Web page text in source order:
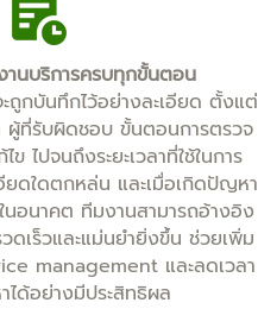
านบริการครบทุกขั้นตอน
ถูกบันทึกไว้อย่างละเอียด ตั้งแต่
ผู้ที่รับผิดชอบ ขั้นตอนการตรวจ
ไปจนถึงระยะเวลาที่ใช้ในการ
ยดใดตกหล่น และเมื่อเกิดปัญหา
อนาคต ทีมงานสามารถอ้างอิง
ดเร็วและแม่นยำยิ่งขึ้น ช่วยเพิ่ม
management และลดเวลา
ด้อย่างมีประสิทธิผล